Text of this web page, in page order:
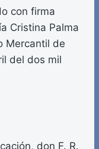
con firma
Cristina Palma
Mercantil de
del dos mil
don F. R.